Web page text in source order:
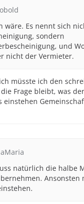
wäre. Es nennt sich
sondern
und
nicht der Vermieter.
müsste ich den
Frage bleibt, was
einstehen
natürlich die halbe
Ansonsten